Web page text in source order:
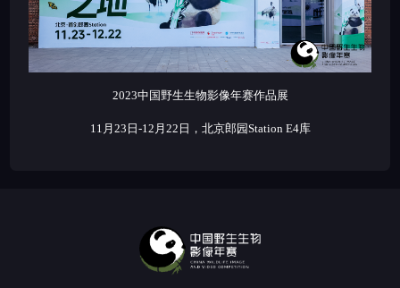
2023中国野生生物影像年赛作品展
11月23日-12月22日，北京郎园Station E4库